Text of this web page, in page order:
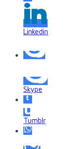
Linkedin
Skype
Tumblr